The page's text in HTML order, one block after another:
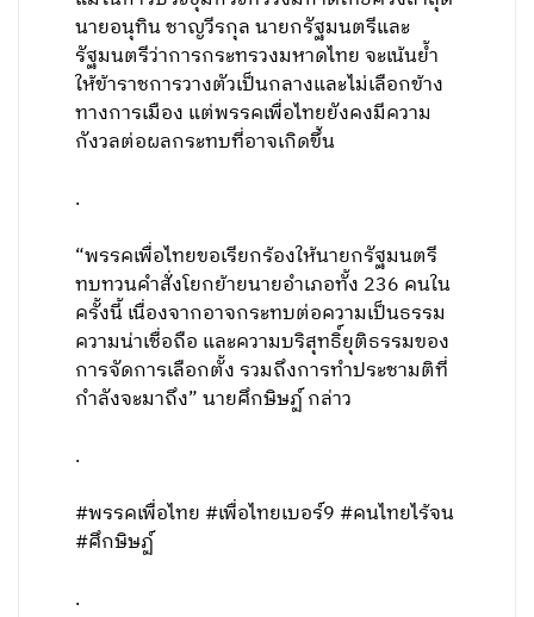
นายอนุทิน ชาญวีรกุล นายกรัฐมนตรีและ
รัฐมนตรีว่าการกระทรวงมหาดไทย จะเน้นย้ำ
ให้ข้าราชการวางตัวเป็นกลางและไม่เลือกข้าง
ทางการเมือง แต่พรรคเพื่อไทยยังคงมีความ
กังวลต่อผลกระทบที่อาจเกิดขึ้น
.
“พรรคเพื่อไทยขอเรียกร้องให้นายกรัฐมนตรี
ทบทวนคำสั่งโยกย้ายนายอำเภอทั้ง 236 คนใน
ครั้งนี้ เนื่องจากอาจกระทบต่อความเป็นธรรม
ความน่าเชื่อถือ และความบริสุทธิ์ยุติธรรมของ
การจัดการเลือกตั้ง รวมถึงการทำประชามติที่
กำลังจะมาถึง” นายศึกษิษฏ์ กล่าว
.
#พรรคเพื่อไทย #เพื่อไทยเบอร์9 #คนไทยไร้จน
#ศึกษิษฏ์
.